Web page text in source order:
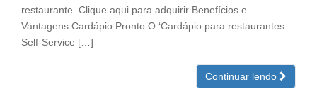
restaurante. Clique aqui para adquirir Benefícios e
Vantagens Cardápio Pronto O ‘Cardápio para restaurantes
Self-Service […]
Continuar lendo